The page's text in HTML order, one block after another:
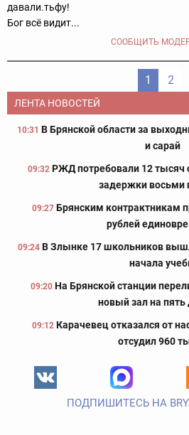
давали.тьфу!
Бог всё видит...
СООБЩИТЬ
1 2
ЛЕНТА НОВОСТЕЙ
10:31 В Брянской области за
и сарай
09:32 РЖД потребовали 12 тысяч
задержки восьми
09:27 Брянским контрактникам
рублей
09:24 В Злынке 17 школьников
начала
09:20 На Брянской станции
новый зал на пять
09:12 Карачевец отказался от
отсудил 960
ПОДПИШИТЕСЬ НА